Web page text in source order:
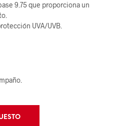
9.75 que proporciona un
UVA/UVB.